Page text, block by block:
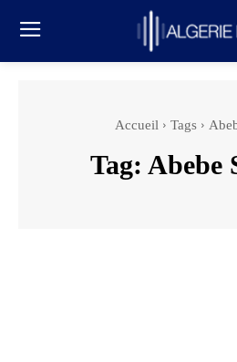
Accueil Tags
Tag: Abebe